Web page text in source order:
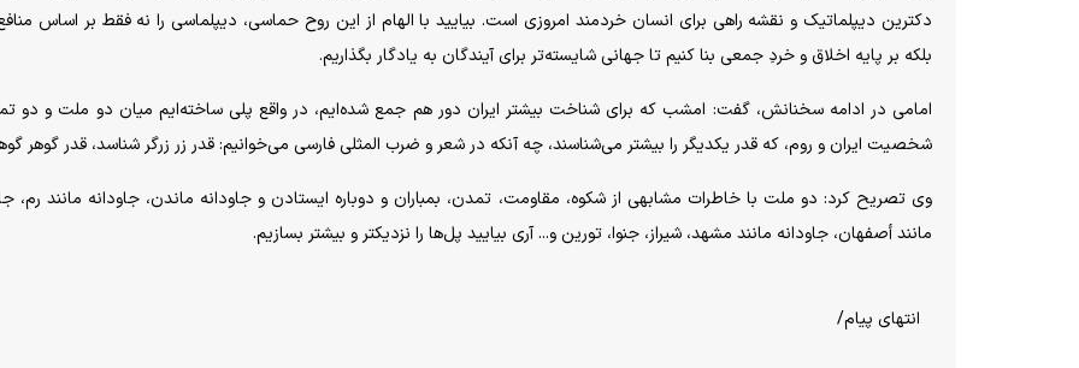
دکترین دیپلماتیک و نقشه راهی برای انسان خردمند امروزی است. بیایید با الهام از این روح حماسی، دیپلماسی را نه فقط بر اساس منافع
بلکه بر پایه اخلاق و خردِ جمعی بنا کنیم تا جهانی شایسته‌تر برای آیندگان به یادگار بگذاریم.
امامی در ادامه سخنانش، گفت: امشب که برای شناخت بیشتر ایران دور هم جمع شده‌ایم، در واقع پلی ساخته‌ایم میان دو ملت و دو
شخصیت ایران و روم، که قدر یکدیگر را بیشتر می‌شناسند، چه آنکه در شعر و ضرب المثلی فارسی می‌خوانیم: قدر زر زرگر شناسد، قدر گوهر
وی تصریح کرد: دو ملت با خاطرات مشابهی از شکوه، مقاومت، تمدن، بمباران و دوباره ایستادن و جاودانه ماندن، جاودانه مانند رم،
مانند أصفهان، جاودانه مانند مشهد، شیراز، جنوا، تورین و... آری بیایید پل‌ها را نزدیکتر و بیشتر بسازیم.
انتهای پیام/